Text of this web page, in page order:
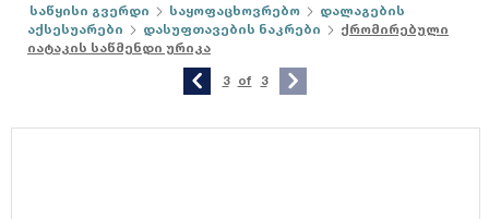
საწყისი გვერდი საყოფაცხოვრებო
დალაგების
აქსესუარები
დასუფთავების ნაკრები
ქრომირებული
იატაკის საწმენდი ურიკა
3 of 3